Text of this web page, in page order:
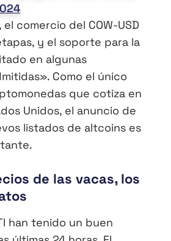
comercio del COW-USD
y el soporte para la
en algunas
Como el único
que cotiza en
Unidos, el anuncio de
listados de altcoins es
de las vacas, los
han tenido un buen